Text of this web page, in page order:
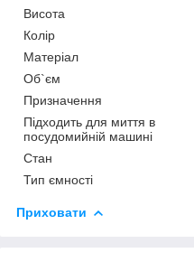
Висота
Колір
Матеріал
Об`єм
Призначення
Підходить для миття в
посудомийній машині
Стан
Тип ємності
Приховати